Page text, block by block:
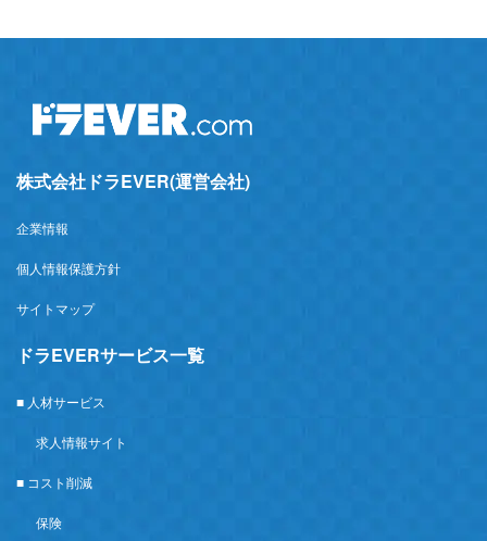
株式会社ドラEVER(運営会社)
企業情報
個人情報保護方針
サイトマップ
ドラEVERサービス一覧
■ 人材サービス
求人情報サイト
■ コスト削減
保険